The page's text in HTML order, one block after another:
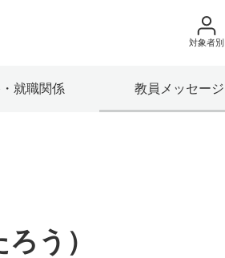
就職関係 教員メッセージ
対象者別
来院の方（診療）へ
う）